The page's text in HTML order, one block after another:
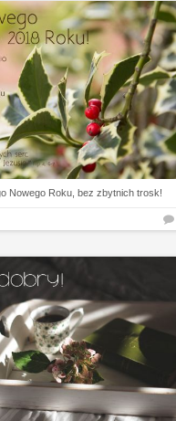
Nowego Roku, bez zbytnich trosk!